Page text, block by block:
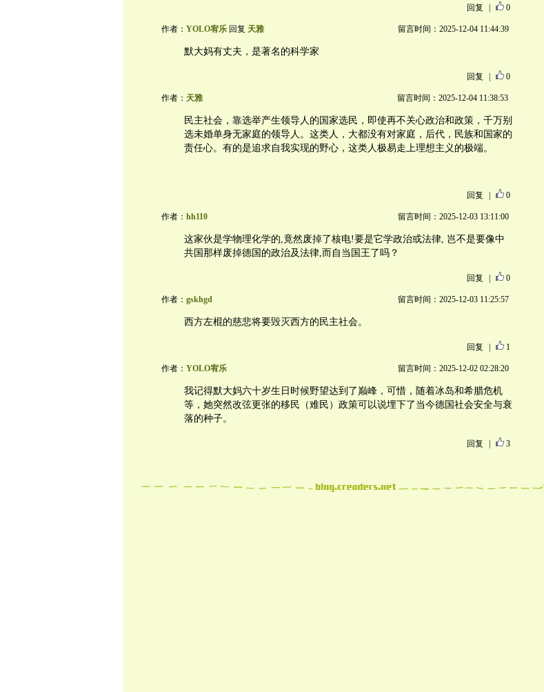
回复 0
作者： YOLO宥乐回复 天雅 留言时间：2025-12-04 11:44:39
默大妈有丈夫，是著名的科学家
回复 0
作者： 天雅 留言时间：2025-12-04 11:38:53
民主社会，靠选举产生领导人的国家选民，即使再不关心政治和政策，千万别
选未婚单身无家庭的领导人。这类人，大都没有对家庭，后代，民族和国家的
责任心。有的是追求自我实现的野心，这类人极易走上理想主义的极端。
回复 0
作者： hh110 留言时间：2025-12-03 13:11:00
这家伙是学物理化学的,竟然废掉了核电!要是它学政治或法律, 岂不是要像中
共国那样废掉德国的政治及法律,而自当国王了吗？
回复 0
作者： gskhgd 留言时间：2025-12-03 11:25:57
西方左棍的慈悲将要毁灭西方的民主社会。
回复 1
作者： YOLO宥乐 留言时间：2025-12-02 02:28:20
我记得默大妈六十岁生日时候野望达到了巅峰，可惜，随着冰岛和希腊危机
等，她突然改弦更张的移民（难民）政策可以说埋下了当今德国社会安全与衰
落的种子。
回复 3